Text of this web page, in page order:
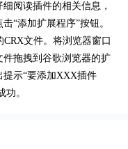
阅读插件的相关信息，
“添加扩展程序”按钮。
文件。将浏览器窗口
拖拽到谷歌浏览器的扩
提示“要添加XXX插件
功。